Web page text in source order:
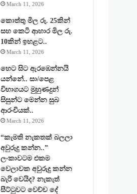
March 11, 2026
කොත්තු මිල රු. 25කින්
සහ කෙටි ආහාර මිල රු.
10කින් ඉහළට..
March 11, 2026
හෙට සිට ඇරඹෙන්නයි
යන්නේ.. සා/පෙළ
විභාගයට මුහුණදුන්
සිසුන්ට මෙන්න සුබ
ආරංචියක්..
March 11, 2026
“කැමති නැකතක් බලලා
අවුරුදු කන්න..”
ලංකාවටම එකම
වෙලාවක අවුරුදු කන්න
බැරි වෙයිද? නැකැත්
සීට්ටුවට වෙච්ච දේ